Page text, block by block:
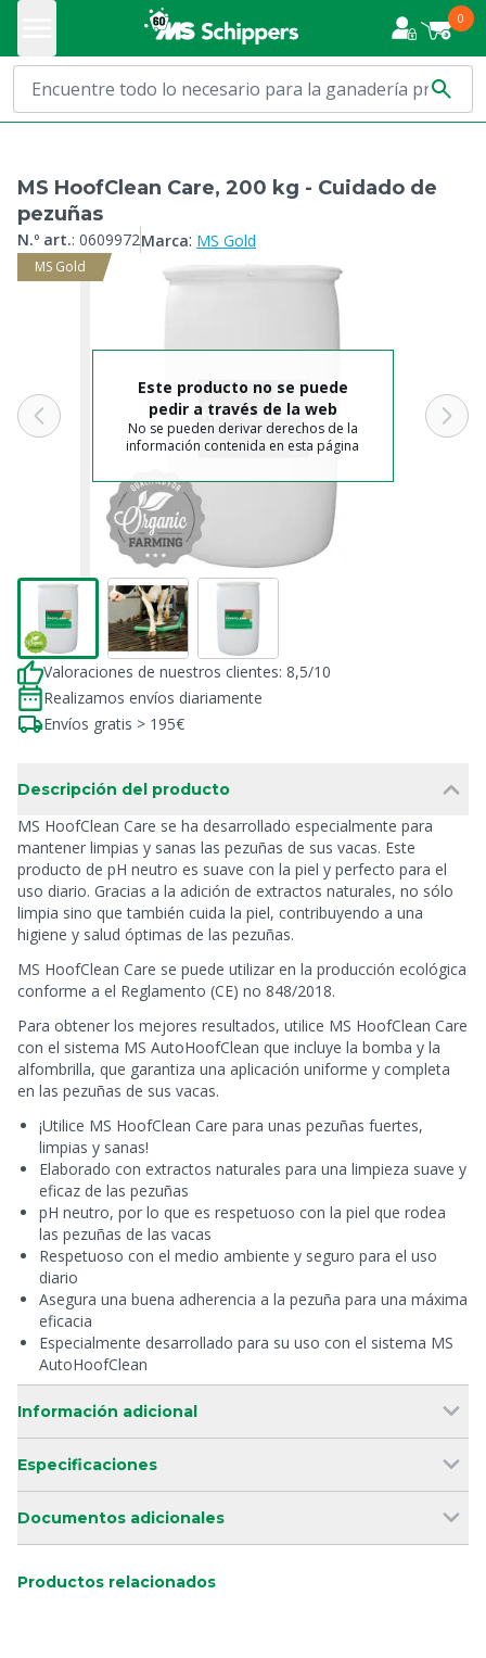
0
MS HoofClean Care, 200 kg - Cuidado de
pezuñas
N.º art.: 0609972Marca: MS Gold
MS Gold
Este producto no se puede
pedir a través de la web
No se pueden derivar derechos de la
información contenida en esta página
Valoraciones de nuestros clientes: 8,5/10
Realizamos envíos diariamente
Envíos gratis > 195€
Descripción del producto
MS HoofClean Care se ha desarrollado especialmente para
mantener limpias y sanas las pezuñas de sus vacas. Este
producto de pH neutro es suave con la piel y perfecto para el
uso diario. Gracias a la adición de extractos naturales, no sólo
limpia sino que también cuida la piel, contribuyendo a una
higiene y salud óptimas de las pezuñas.
MS HoofClean Care se puede utilizar en la producción ecológica
conforme a el Reglamento (CE) no 848/2018.
Para obtener los mejores resultados, utilice MS HoofClean Care
con el sistema MS AutoHoofClean que incluye la bomba y la
alfombrilla, que garantiza una aplicación uniforme y completa
en las pezuñas de sus vacas.
¡Utilice MS HoofClean Care para unas pezuñas fuertes,
limpias y sanas!
Elaborado con extractos naturales para una limpieza suave y
eficaz de las pezuñas
pH neutro, por lo que es respetuoso con la piel que rodea
las pezuñas de las vacas
Respetuoso con el medio ambiente y seguro para el uso
diario
Asegura una buena adherencia a la pezuña para una máxima
eficacia
Especialmente desarrollado para su uso con el sistema MS
AutoHoofClean
Información adicional
Especificaciones
Documentos adicionales
Productos relacionados